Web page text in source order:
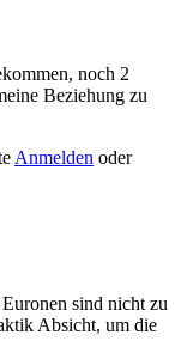
noch 2
Beziehung zu
Anmelden oder
sind nicht zu
Absicht, um die